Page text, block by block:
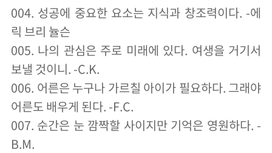
004. 성공에 중요한 요소는 지식과 창조력이다. -에
릭 브리 뉼슨
005. 나의 관심은 주로 미래에 있다. 여생을 거기서
보낼 것이니. -C.K.
006. 어른은 누구나 가르칠 아이가 필요하다. 그래야
어른도 배우게 된다. -F.C.
007. 순간은 눈 깜짝할 사이지만 기억은 영원하다. -
B.M.